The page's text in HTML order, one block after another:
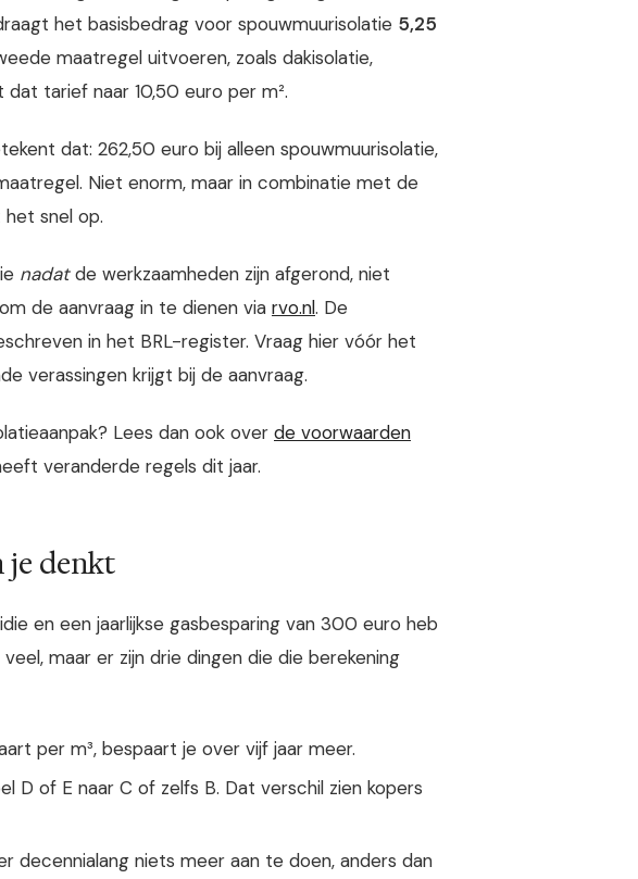
het basisbedrag voor spouwmuurisolatie 5,25
maatregel uitvoeren, zoals dakisolatie,
tarief naar 10,50 euro per m².
dat: 262,50 euro bij alleen spouwmuurisolatie,
Niet enorm, maar in combinatie met de
snel op.
nadatde werkzaamheden zijn afgerond, niet
de aanvraag in te dienen via rvo.nl. De
in het BRL-register. Vraag hier vóór het
verassingen krijgt bij de aanvraag.
Lees dan ook over de voorwaarden
veranderde regels dit jaar.
je denkt
en een jaarlijkse gasbesparing van 300 euro heb
maar er zijn drie dingen die die berekening
per m³, bespaart je over vijf jaar meer.
D of E naar C of zelfs B. Dat verschil zien kopers
decennialang niets meer aan te doen, anders dan